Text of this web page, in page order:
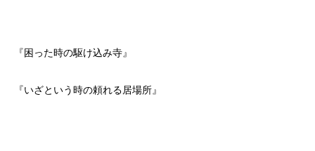
『困った時の駆け込み寺』
『いざという時の頼れる居場所』